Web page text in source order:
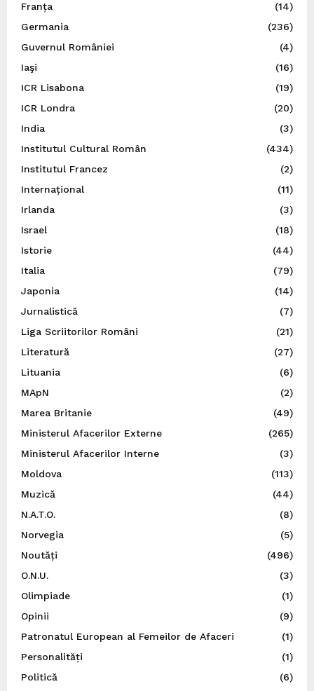
Franța
(14)
Germania
(236)
Guvernul României
(4)
Iaşi
(16)
ICR Lisabona
(19)
ICR Londra
(20)
India
(3)
Institutul Cultural Român
(434)
Institutul Francez
(2)
Internațional
(11)
Irlanda
(3)
Israel
(18)
Istorie
(44)
Italia
(79)
Japonia
(14)
Jurnalistică
(7)
Liga Scriitorilor Români
(21)
Literatură
(27)
Lituania
(6)
MApN
(2)
Marea Britanie
(49)
Ministerul Afacerilor Externe
(265)
Ministerul Afacerilor Interne
(3)
Moldova
(113)
Muzică
(44)
N.A.T.O.
(8)
Norvegia
(5)
Noutăți
(496)
O.N.U.
(3)
Olimpiade
(1)
Opinii
(9)
Patronatul European al Femeilor de Afaceri
(1)
Personalități
(1)
Politică
(6)